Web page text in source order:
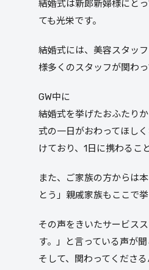
結婚式は新郎新婦様にと
ても光栄です。
結婚式には、美容スタッ
様多くのスタッフが関わ
GW中に
結婚式を挙げたおふたり
式の一日がおわってほし
けており、1日に携わるこ
また、ご家族の方からは
とう」親戚家族もここで
その声をきいたサービス
す。」と言っている声が
そして、関わってくださ